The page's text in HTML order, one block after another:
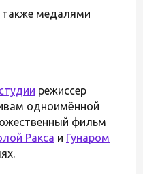
также медалями
режиссер
одноимённой
фильм
Ракса и Гунаром